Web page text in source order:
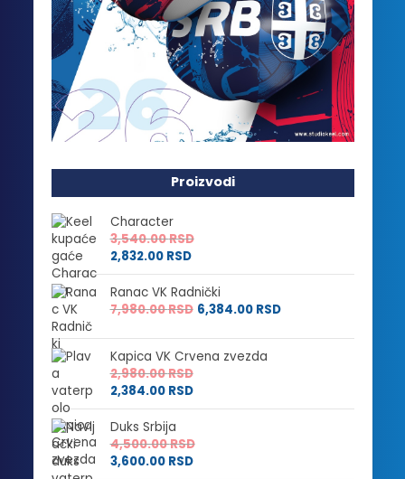
Proizvodi
Character
3,540.00RSD
2,832.00 RSD
Ranac VK Radnički
7,980.00RSD 6,384.00 RSD
Kapica VK Crvena zvezda
2,980.00RSD
2,384.00 RSD
Duks Srbija
4,500.00RSD
3,600.00 RSD